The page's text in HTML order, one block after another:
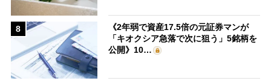
8
《2年弱で資産17.5倍の元証券マンが
「キオクシア急落で次に狙う」5銘柄を
公開》10…